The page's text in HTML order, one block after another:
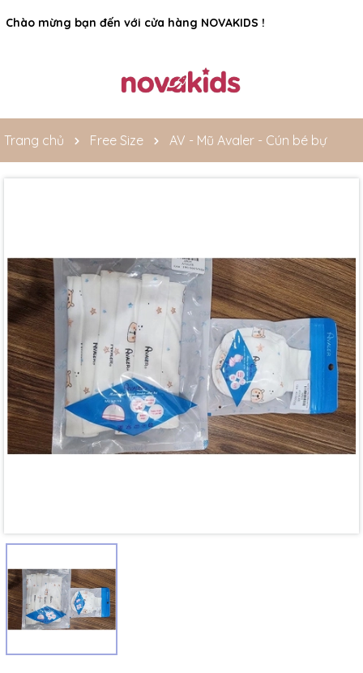
Rất nhiều ưu đãi và chương trình khuyến mãi đang chờ đợi
bạn
Trang chủ Free Size AV - Mũ Avaler - Cún bé bự
Mã giảm giá:
Ngày hết hạn: